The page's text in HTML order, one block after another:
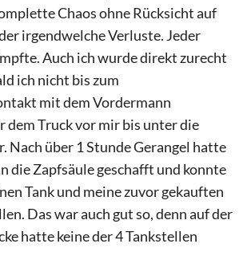
Chaos ohne Rücksicht auf
irgendwelche Verluste. Jeder
Auch ich wurde direkt zurecht
ich nicht bis zum
mit dem Vordermann
dem Truck vor mir bis unter die
Nach über 1 Stunde Gerangel hatte
die Zapfsäule geschafft und konnte
Tank und meine zuvor gekauften
Das war auch gut so, denn auf der
hatte keine der 4 Tankstellen